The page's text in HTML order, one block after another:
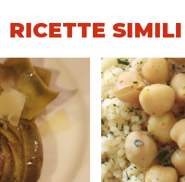
RICETTE SIMILI